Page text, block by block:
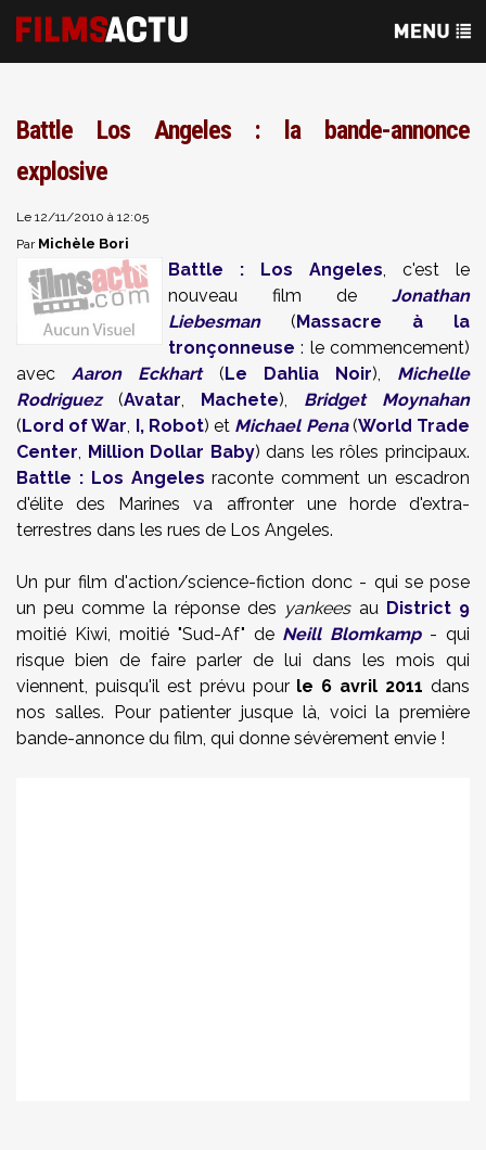
Battle Los Angeles : la bande-annonce
explosive
Le 12/11/2010 à 12:05
Par Michèle Bori
Battle : Los Angeles, c'est le
nouveau film de Jonathan
Liebesman(Massacre à la
tronçonneuse : le commencement)
avecAaron Eckhart(Le Dahlia Noir), Michelle
Rodriguez(Avatar, Machete), Bridget Moynahan
(Lord of War, I, Robot) et Michael Pena(World Trade
Center, Million Dollar Baby) dans les rôles principaux.
Battle : Los Angeles raconte comment un escadron
d'élite des Marines va affronter une horde d'extra-
terrestres dans les rues de Los Angeles.
Un pur film d'action/science-fiction donc - qui se pose
un peu comme la réponse des yankeesau District 9
moitié Kiwi, moitié "Sud-Af" de Neill Blomkamp- qui
risque bien de faire parler de lui dans les mois qui
viennent, puisqu'il est prévu pour le 6 avril 2011 dans
nos salles. Pour patienter jusque là, voici la première
bande-annonce du film, qui donne sévèrement envie !